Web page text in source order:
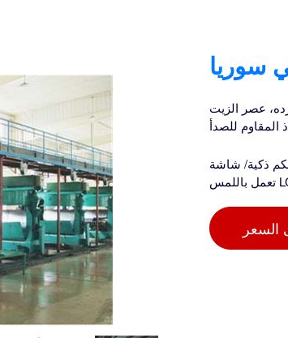
سوريا
عصر الزيت
المقاوم للصدأ
ذكية/ شاشة